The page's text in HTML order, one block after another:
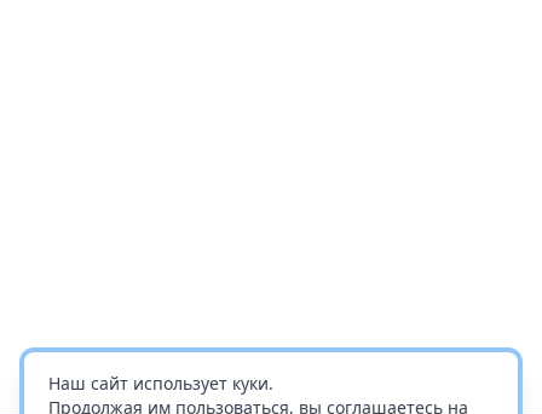
Наш сайт использует куки.
Продолжая им пользоваться, вы соглашаетесь на